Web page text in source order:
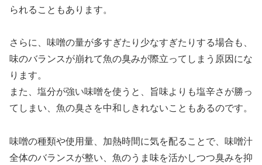
られることもあります。
さらに、味噌の量が多すぎたり少なすぎたりする場合も、
味のバランスが崩れて魚の臭みが際立ってしまう原因にな
ります。
また、塩分が強い味噌を使うと、旨味よりも塩辛さが勝っ
てしまい、魚の臭さを中和しきれないこともあるのです。
味噌の種類や使用量、加熱時間に気を配ることで、味噌汁
全体のバランスが整い、魚のうま味を活かしつつ臭みを抑